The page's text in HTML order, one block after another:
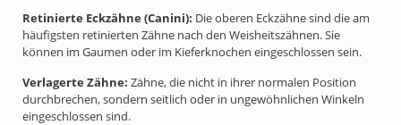
Retinierte Eckzähne (Canini): Die oberen Eckzähne sind die am
häufigsten retinierten Zähne nach den Weisheitszähnen. Sie
können im Gaumen oder im Kieferknochen eingeschlossen sein.
Verlagerte Zähne: Zähne, die nicht in ihrer normalen Position
durchbrechen, sondern seitlich oder in ungewöhnlichen Winkeln
eingeschlossen sind.